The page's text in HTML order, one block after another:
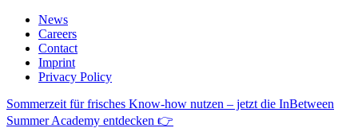
News
Careers
Contact
Imprint
Privacy Policy
Sommerzeit für frisches Know-how nutzen – jetzt die InBetween
Summer Academy entdecken 👉